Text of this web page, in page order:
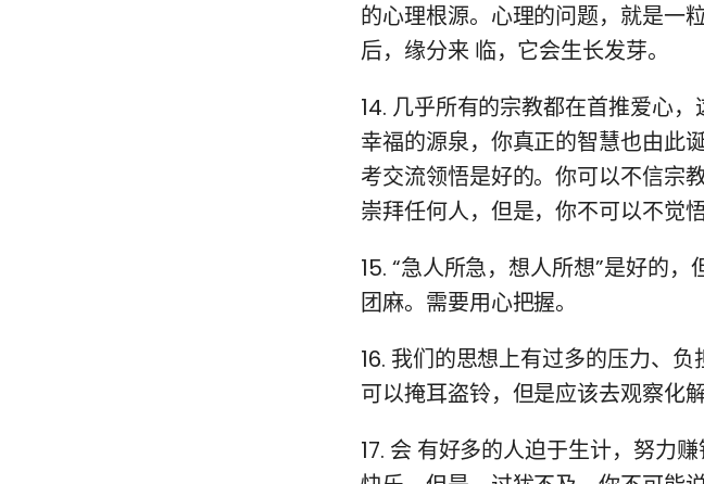
的心理根源。心理的问题，就是一
后，缘分来 临，它会生长发芽。
14. 几乎所有的宗教都在首推爱心
幸福的源泉，你真正的智慧也由此
考交流领悟是好的。你可以不信宗
崇拜任何人，但是，你不可以不觉悟
15. “急人所急，想人所想”是好的
团麻。需要用心把握。
16. 我们的思想上有过多的压力、
可以掩耳盗铃，但是应该去观察化
17. 会 有好多的人迫于生计，努力